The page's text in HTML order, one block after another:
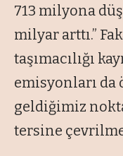
713 milyona
milyar arttı.”
taşımacılığı
emisyonları da
geldiğimiz
tersine